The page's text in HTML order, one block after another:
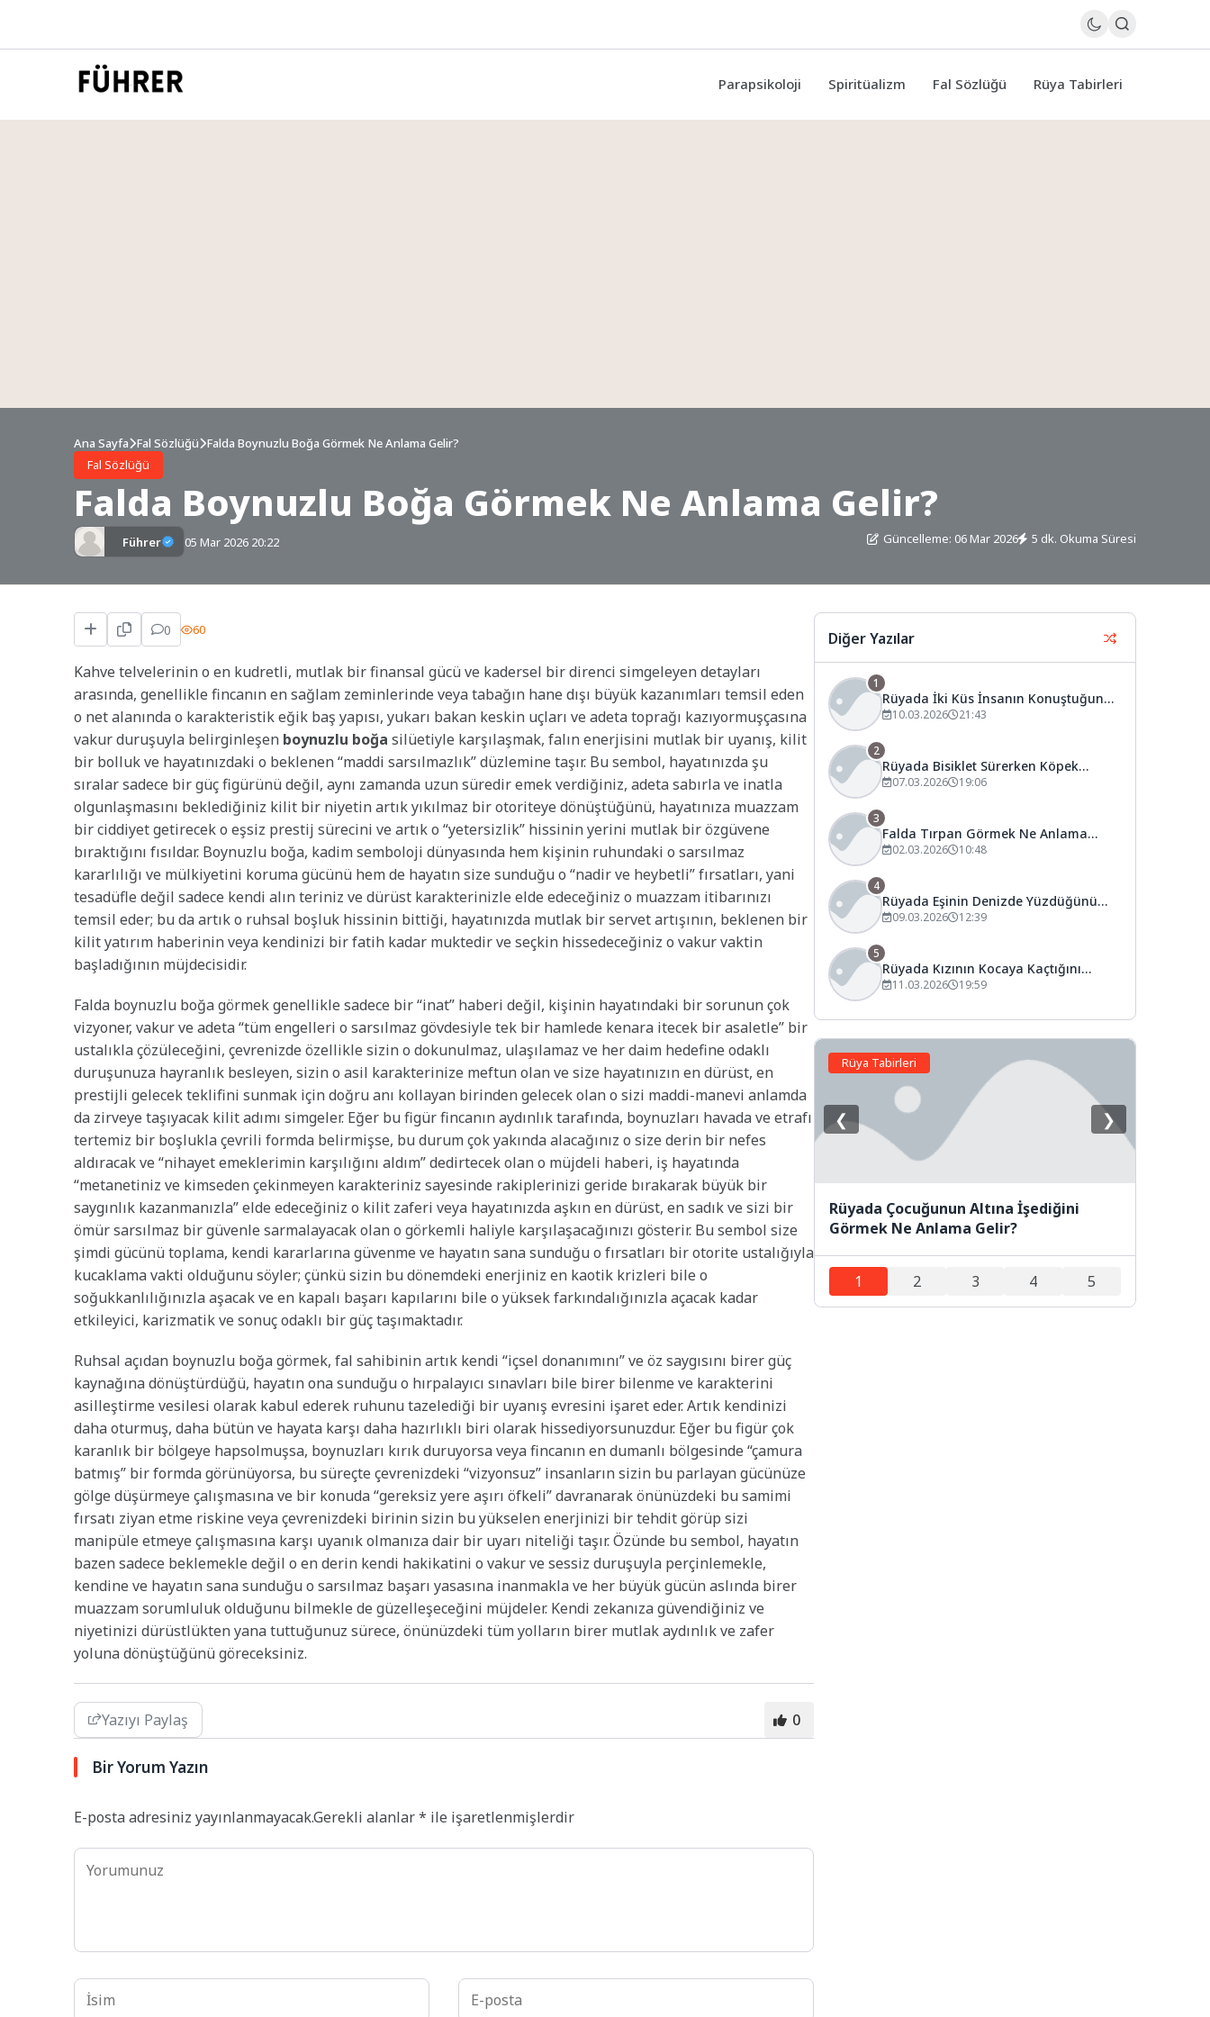
Parapsikoloji Spiritüalizm Fal Sözlüğü Rüya Tabirleri
Ana Sayfa Fal Sözlüğü Falda Boynuzlu Boğa Görmek Ne Anlama Gelir?
Fal Sözlüğü
Falda Boynuzlu Boğa Görmek Ne Anlama Gelir?
Führer 05 Mar 2026 20:22 Güncelleme: 06 Mar 2026 5 dk. Okuma Süresi
0 60
Kahve telvelerinin o en kudretli, mutlak bir finansal gücü ve kadersel bir direnci simgeleyen detayları
arasında, genellikle fincanın en sağlam zeminlerinde veya tabağın hane dışı büyük kazanımları temsil eden
o net alanında o karakteristik eğik baş yapısı, yukarı bakan keskin uçları ve adeta toprağı kazıyormuşçasına
vakur duruşuyla belirginleşen boynuzlu boğa silüetiyle karşılaşmak, falın enerjisini mutlak bir uyanış, kilit
bir bolluk ve hayatınızdaki o beklenen “maddi sarsılmazlık” düzlemine taşır. Bu sembol, hayatınızda şu
sıralar sadece bir güç figürünü değil, aynı zamanda uzun süredir emek verdiğiniz, adeta sabırla ve inatla
olgunlaşmasını beklediğiniz kilit bir niyetin artık yıkılmaz bir otoriteye dönüştüğünü, hayatınıza muazzam
bir ciddiyet getirecek o eşsiz prestij sürecini ve artık o “yetersizlik” hissinin yerini mutlak bir özgüvene
bıraktığını fısıldar. Boynuzlu boğa, kadim semboloji dünyasında hem kişinin ruhundaki o sarsılmaz
kararlılığı ve mülkiyetini koruma gücünü hem de hayatın size sunduğu o “nadir ve heybetli” fırsatları, yani
tesadüfle değil sadece kendi alın teriniz ve dürüst karakterinizle elde edeceğiniz o muazzam itibarınızı
temsil eder; bu da artık o ruhsal boşluk hissinin bittiği, hayatınızda mutlak bir servet artışının, beklenen bir
kilit yatırım haberinin veya kendinizi bir fatih kadar muktedir ve seçkin hissedeceğiniz o vakur vaktin
başladığının müjdecisidir.
Falda boynuzlu boğa görmek genellikle sadece bir “inat” haberi değil, kişinin hayatındaki bir sorunun çok
vizyoner, vakur ve adeta “tüm engelleri o sarsılmaz gövdesiyle tek bir hamlede kenara itecek bir asaletle” bir
ustalıkla çözüleceğini, çevrenizde özellikle sizin o dokunulmaz, ulaşılamaz ve her daim hedefine odaklı
duruşunuza hayranlık besleyen, sizin o asil karakterinize meftun olan ve size hayatınızın en dürüst, en
prestijli gelecek teklifini sunmak için doğru anı kollayan birinden gelecek olan o sizi maddi-manevi anlamda
da zirveye taşıyacak kilit adımı simgeler. Eğer bu figür fincanın aydınlık tarafında, boynuzları havada ve etrafı
tertemiz bir boşlukla çevrili formda belirmişse, bu durum çok yakında alacağınız o size derin bir nefes
aldıracak ve “nihayet emeklerimin karşılığını aldım” dedirtecek olan o müjdeli haberi, iş hayatında
“metanetiniz ve kimseden çekinmeyen karakteriniz sayesinde rakiplerinizi geride bırakarak büyük bir
saygınlık kazanmanızla” elde edeceğiniz o kilit zaferi veya hayatınızda aşkın en dürüst, en sadık ve sizi bir
ömür sarsılmaz bir güvenle sarmalayacak olan o görkemli haliyle karşılaşacağınızı gösterir. Bu sembol size
şimdi gücünü toplama, kendi kararlarına güvenme ve hayatın sana sunduğu o fırsatları bir otorite ustalığıyla
kucaklama vakti olduğunu söyler; çünkü sizin bu dönemdeki enerjiniz en kaotik krizleri bile o
soğukkanlılığınızla aşacak ve en kapalı başarı kapılarını bile o yüksek farkındalığınızla açacak kadar
etkileyici, karizmatik ve sonuç odaklı bir güç taşımaktadır.
Ruhsal açıdan boynuzlu boğa görmek, fal sahibinin artık kendi “içsel donanımını” ve öz saygısını birer güç
kaynağına dönüştürdüğü, hayatın ona sunduğu o hırpalayıcı sınavları bile birer bilenme ve karakterini
asilleştirme vesilesi olarak kabul ederek ruhunu tazelediği bir uyanış evresini işaret eder. Artık kendinizi
daha oturmuş, daha bütün ve hayata karşı daha hazırlıklı biri olarak hissediyorsunuzdur. Eğer bu figür çok
karanlık bir bölgeye hapsolmuşsa, boynuzları kırık duruyorsa veya fincanın en dumanlı bölgesinde “çamura
batmış” bir formda görünüyorsa, bu süreçte çevrenizdeki “vizyonsuz” insanların sizin bu parlayan gücünüze
gölge düşürmeye çalışmasına ve bir konuda “gereksiz yere aşırı öfkeli” davranarak önünüzdeki bu samimi
fırsatı ziyan etme riskine veya çevrenizdeki birinin sizin bu yükselen enerjinizi bir tehdit görüp sizi
manipüle etmeye çalışmasına karşı uyanık olmanıza dair bir uyarı niteliği taşır. Özünde bu sembol, hayatın
bazen sadece beklemekle değil o en derin kendi hakikatini o vakur ve sessiz duruşuyla perçinlemekle,
kendine ve hayatın sana sunduğu o sarsılmaz başarı yasasına inanmakla ve her büyük gücün aslında birer
muazzam sorumluluk olduğunu bilmekle de güzelleşeceğini müjdeler. Kendi zekanıza güvendiğiniz ve
niyetinizi dürüstlükten yana tuttuğunuz sürece, önünüzdeki tüm yolların birer mutlak aydınlık ve zafer
yoluna dönüştüğünü göreceksiniz.
Yazıyı Paylaş 0
Bir Yorum Yazın
E-posta adresiniz yayınlanmayacak.Gerekli alanlar* ile işaretlenmişlerdir
Diğer Yazılar
1
Rüyada İki Küs İnsanın Konuştuğunu
Görmek Ne Anlama Gelir?
10.03.2026 21:43
2
Rüyada Bisiklet Sürerken Köpek
Saldırması Ne Anlama Gelir?
07.03.2026 19:06
3
Falda Tırpan Görmek Ne Anlama
Gelir?
02.03.2026 10:48
4
Rüyada Eşinin Denizde Yüzdüğünü
Görmek Ne Anlama Gelir?
09.03.2026 12:39
5
Rüyada Kızının Kocaya Kaçtığını
Görmek Ne Anlama Gelir?
11.03.2026 19:59
Rüya Tabirleri
Rüyada Çocuğunun Altına İşediğini
Görmek Ne Anlama Gelir?
❮ ❯
1 2 3 4 5